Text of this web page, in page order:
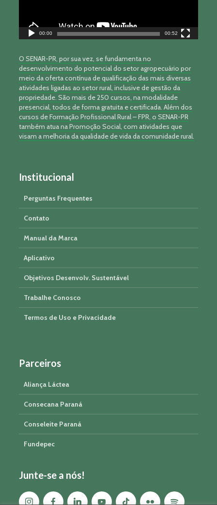
00:00 00:52
O SENAR-PR, por sua vez, se fundamenta no
desenvolvimento do potencial do setor agropecuário por
meio da oferta contínua de qualificação das mais diversas
atividades ligadas ao setor rural, inclusive de gestão da
propriedade. São mais de 250 cursos, na modalidade
presencial, todos de forma gratuita e certificada. Além dos
cursos de Formação Profissional Rural – FPR, o SENAR-PR
também atua na Promoção Social, com atividades que
visam a melhoria da qualidade de vida da comunidade rural.
Institucional
Perguntas Frequentes
Contato
Manual da Marca
Aplicativo
Objetivos Desenvolv. Sustentável
Trabalhe Conosco
Termos de Uso e Privacidade
Parceiros
Aliança Láctea
Consecana Paraná
Conseleite Paraná
Fundepec
Junte-se a nós!